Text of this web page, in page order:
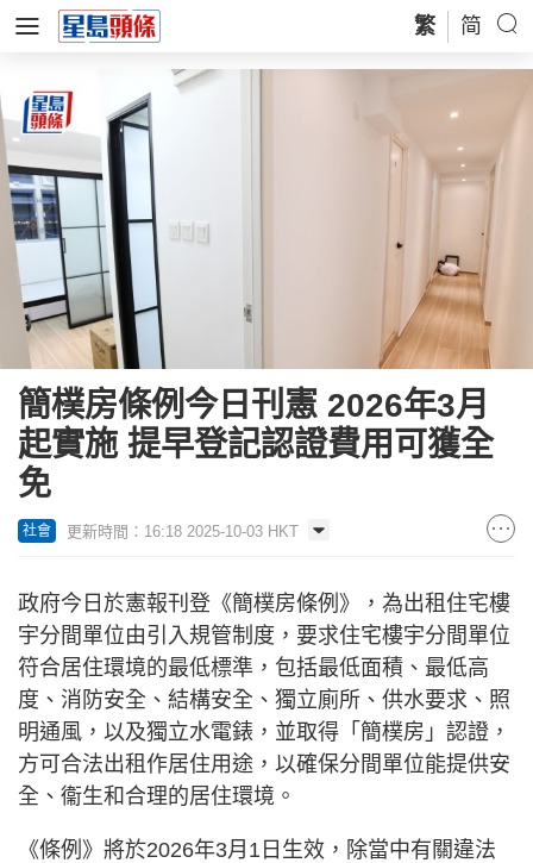
繁 简
簡樸房條例今日刊憲 2026年3月
起實施 提早登記認證費用可獲全
免
社會 更新時間：16:18 2025-10-03 HKT
政府今日於憲報刊登《簡樸房條例》，為出租住宅樓
宇分間單位由引入規管制度，要求住宅樓宇分間單位
符合居住環境的最低標準，包括最低面積、最低高
度、消防安全、結構安全、獨立廁所、供水要求、照
明通風，以及獨立水電錶，並取得「簡樸房」認證，
方可合法出租作居住用途，以確保分間單位能提供安
全、衞生和合理的居住環境。
《條例》將於2026年3月1日生效，除當中有關違法